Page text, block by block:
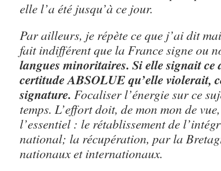
elle l’a été jusqu’à ce jour.
Par ailleurs, je répète ce que j’ai dit
fait indifférent que la France signe ou
langues minoritaires. Si elle signait ce
certitude ABSOLUE qu’elle violerait,
signature. Focaliser l’énergie sur ce
temps. L’effort doit, de mon mon de
l’essentiel : le rétablissement de
national; la récupération, par la
nationaux et internationaux.